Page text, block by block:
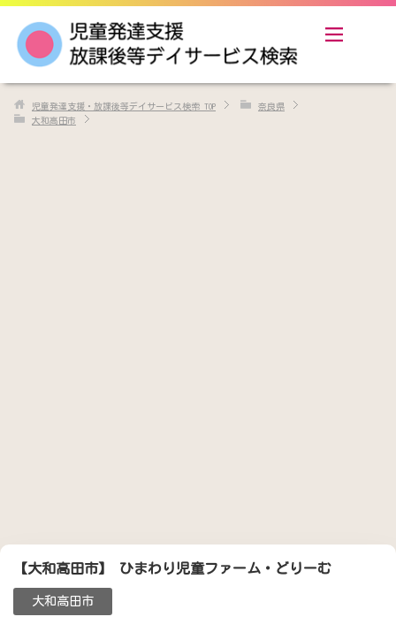
児童発達支援・放課後等デイサービス検索 TOP
奈良県
大和高田市
【大和高田市】 ひまわり児童ファーム・どりーむ
大和高田市